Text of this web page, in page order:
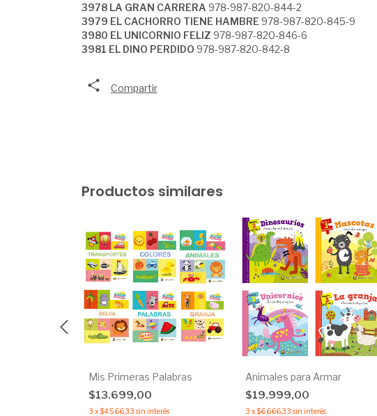
3978 LA GRAN CARRERA 978-987-820-844-2
3979 EL CACHORRO TIENE HAMBRE 978-987-820-845-9
3980 EL UNICORNIO FELIZ 978-987-820-846-6
3981 EL DINO PERDIDO 978-987-820-842-8
Compartir
Productos similares
Mis Primeras Palabras
$13.699,00
3 x$4.566,33 sin interés
Animales para Armar
$19.999,00
3 x$6.666,33 sin interés